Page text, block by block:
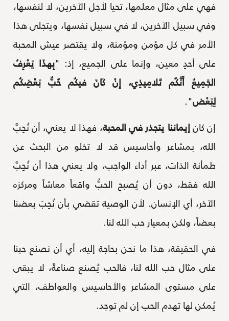
فهي على مثال معلمها، تحيا لأجل الآخرين، لا لنفسها،
وفي سبيل الآخرين، لا في سبيل نفسها، ويتجلى هذا
الأمر في كل مؤمن ومؤمنة، ولا يقتصر عيش المحبة
على أحدٍ معين، وإنما على الجميع، إذ: "بِهذَا يَعْرِفُ
الجَمِيعُ أَنَّكُم تَلامِيذِي، إِنْ كَانَ فيكُم حُبُّ بَعْضِكُم
لِبَعْض".
إن كانإيماننا يتجذر في المحبة، فهذا لا يعني، أن نُحِبَّ
الله، بمشاعر وأحاسيس قد لا تخلو من البحث عن
طمأنة الذات، عبر أداء الواجب، ولا يعني هذا أن نُحِبَّ
الله فقط، دون أن يُصبح الحبُّ واقعاً معاشاً ومركزه
الآخر، أي الإنسان. لأن الوصية تقضي بأن نُحِبَ بعضنا
بعضاً، ولكن بمعيار حب الله لنا.
في الحقيقة، هذا ما نحن بحاجة إليه، أي أن نصنع حبنا
على مثال حب الله لنا، فالحب يُصنع صناعةً، لا يبقى
على مستوى المشاعر والأحاسيس والعواطف، التي
يُمكن لها تهدم الحب إن لم توجد.